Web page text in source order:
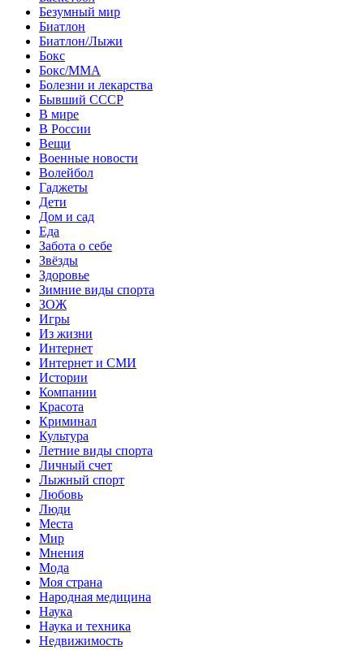
Безумный мир
Биатлон
Биатлон/Лыжи
Бокс
Бокс/MMA
Болезни и лекарства
Бывший СССР
В мире
В России
Вещи
Военные новости
Волейбол
Гаджеты
Дети
Дом и сад
Еда
Забота о себе
Звёзды
Здоровье
Зимние виды спорта
ЗОЖ
Игры
Из жизни
Интернет
Интернет и СМИ
Истории
Компании
Красота
Криминал
Культура
Летние виды спорта
Личный счет
Лыжный спорт
Любовь
Люди
Места
Мир
Мнения
Мода
Моя страна
Народная медицина
Наука
Наука и техника
Недвижимость